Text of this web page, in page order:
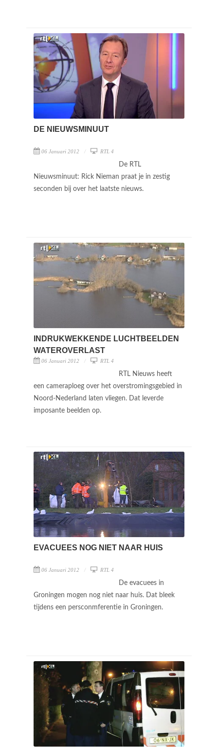
DE NIEUWSMINUUT
06 Januari 2012 RTL 4
De RTL
Nieuwsminuut: Rick Nieman praat je in zestig
seconden bij over het laatste nieuws.
INDRUKWEKKENDE LUCHTBEELDEN
WATEROVERLAST
06 Januari 2012 RTL 4
RTL Nieuws heeft
een cameraploeg over het overstromingsgebied in
Noord-Nederland laten vliegen. Dat leverde
imposante beelden op.
EVACUEES NOG NIET NAAR HUIS
06 Januari 2012 RTL 4
De evacuees in
Groningen mogen nog niet naar huis. Dat bleek
tijdens een persconmferentie in Groningen.